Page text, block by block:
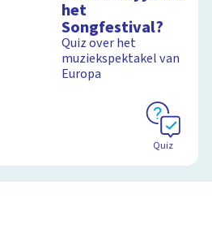
het
Songfestival?
Quiz over het
muziekspektakel van
Europa
Quiz